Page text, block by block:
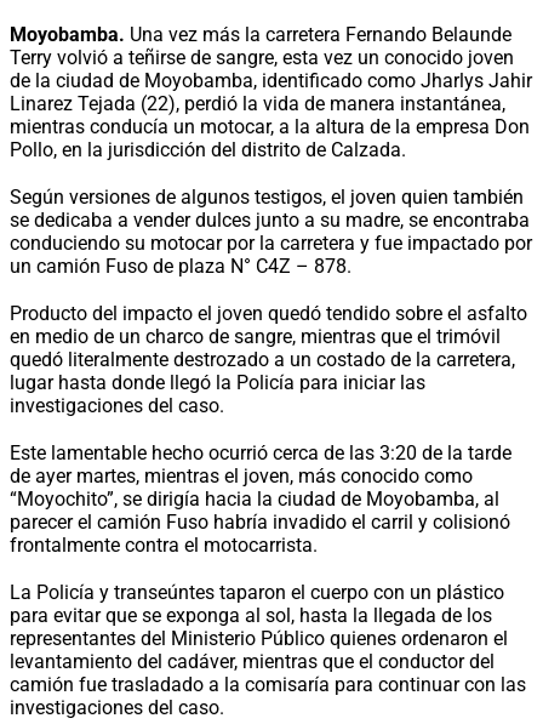
Moyobamba. Una vez más la carretera Fernando Belaunde
Terry volvió a teñirse de sangre, esta vez un conocido joven
de la ciudad de Moyobamba, identificado como Jharlys Jahir
Linarez Tejada (22), perdió la vida de manera instantánea,
mientras conducía un motocar, a la altura de la empresa Don
Pollo, en la jurisdicción del distrito de Calzada.
Según versiones de algunos testigos, el joven quien también
se dedicaba a vender dulces junto a su madre, se encontraba
conduciendo su motocar por la carretera y fue impactado por
un camión Fuso de plaza N° C4Z – 878.
Producto del impacto el joven quedó tendido sobre el asfalto
en medio de un charco de sangre, mientras que el trimóvil
quedó literalmente destrozado a un costado de la carretera,
lugar hasta donde llegó la Policía para iniciar las
investigaciones del caso.
Este lamentable hecho ocurrió cerca de las 3:20 de la tarde
de ayer martes, mientras el joven, más conocido como
“Moyochito”, se dirigía hacia la ciudad de Moyobamba, al
parecer el camión Fuso habría invadido el carril y colisionó
frontalmente contra el motocarrista.
La Policía y transeúntes taparon el cuerpo con un plástico
para evitar que se exponga al sol, hasta la llegada de los
representantes del Ministerio Público quienes ordenaron el
levantamiento del cadáver, mientras que el conductor del
camión fue trasladado a la comisaría para continuar con las
investigaciones del caso.